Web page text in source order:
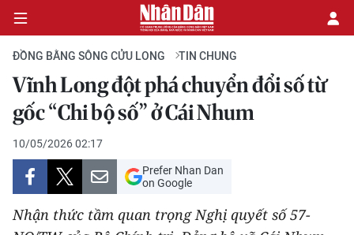
CHÍNH TRỊ
KINH TẾ
VĂN HÓA
XÃ HỘI
ĐỒNG BẰNG SÔNG CỬU LONG TIN CHUNG
Vĩnh Long đột phá chuyển đổi số từ
gốc “Chi bộ số” ở Cái Nhum
10/05/2026 02:17
Prefer Nhan Dan
on Google
Nhận thức tầm quan trọng Nghị quyết số 57-